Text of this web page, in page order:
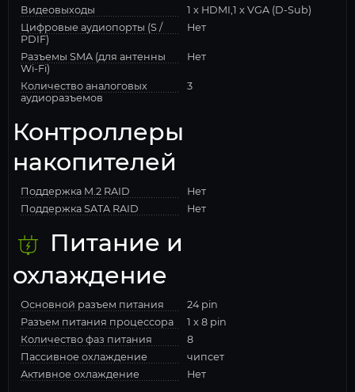
Видеовыходы
1 x HDMI,1 x VGA (D-Sub)
Цифровые аудиопорты (S /
PDIF)
Нет
Разъемы SMA (для антенны
Wi-Fi)
Нет
Количество аналоговых
аудиоразъемов
3
Контроллеры
накопителей
Поддержка M.2 RAID
Нет
Поддержка SATA RAID
Нет
Питание и
охлаждение
Основной разъем питания
24 pin
Разъем питания процессора
1 x 8 pin
Количество фаз питания
8
Пассивное охлаждение
чипсет
Активное охлаждение
Нет